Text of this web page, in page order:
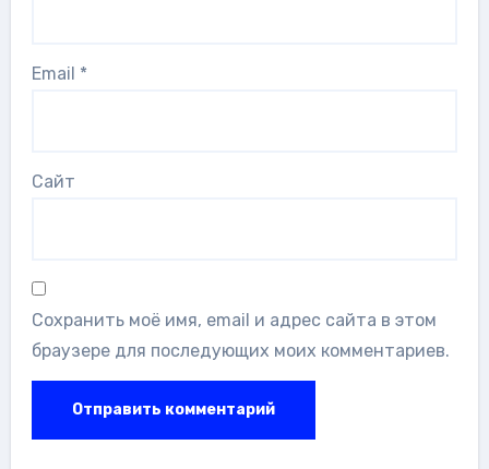
Email *
Сайт
Сохранить моё имя, email и адрес сайта в этом
браузере для последующих моих комментариев.